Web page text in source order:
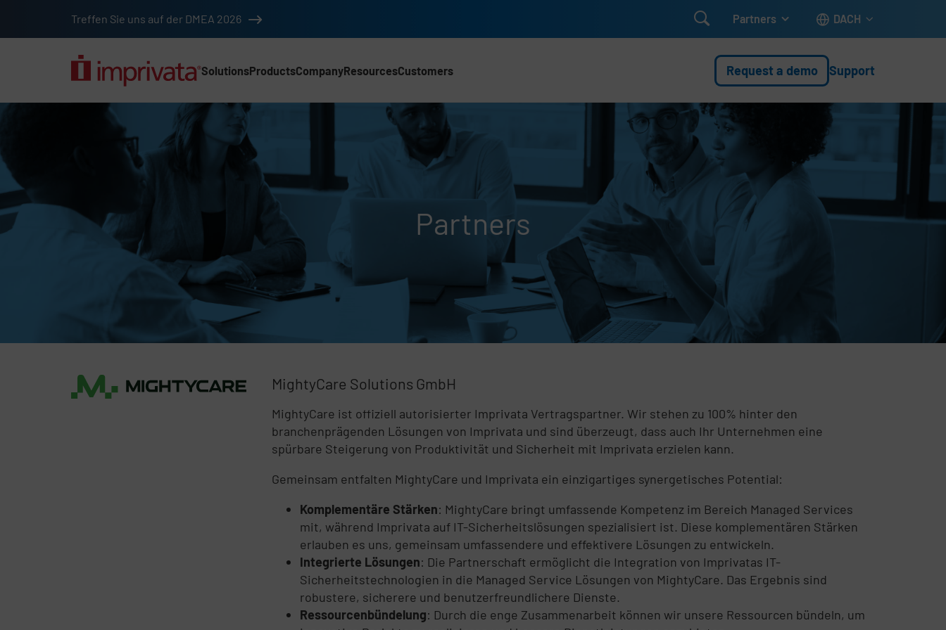
Treffen Sie uns auf der DMEA 2026  Partners DACH
SolutionsProductsCompanyResourcesCustomers Request a demo Support
Partners
MightyCare Solutions GmbH
MightyCare ist offiziell autorisierter Imprivata Vertragspartner. Wir stehen zu 100% hinter den
branchenprägenden Lösungen von Imprivata und sind überzeugt, dass auch Ihr Unternehmen eine
spürbare Steigerung von Produktivität und Sicherheit mit Imprivata erzielen kann.
Gemeinsam entfalten MightyCare und Imprivata ein einzigartiges synergetisches Potential:
Komplementäre Stärken: MightyCare bringt umfassende Kompetenz im Bereich Managed Services
mit, während Imprivata auf IT-Sicherheitslösungen spezialisiert ist. Diese komplementären Stärken
erlauben es uns, gemeinsam umfassendere und effektivere Lösungen zu entwickeln.
Integrierte Lösungen: Die Partnerschaft ermöglicht die Integration von Imprivatas IT-
Sicherheitstechnologien in die Managed Service Lösungen von MightyCare. Das Ergebnis sind
robustere, sicherere und benutzerfreundlichere Dienste.
Ressourcenbündelung: Durch die enge Zusammenarbeit können wir unsere Ressourcen bündeln, um